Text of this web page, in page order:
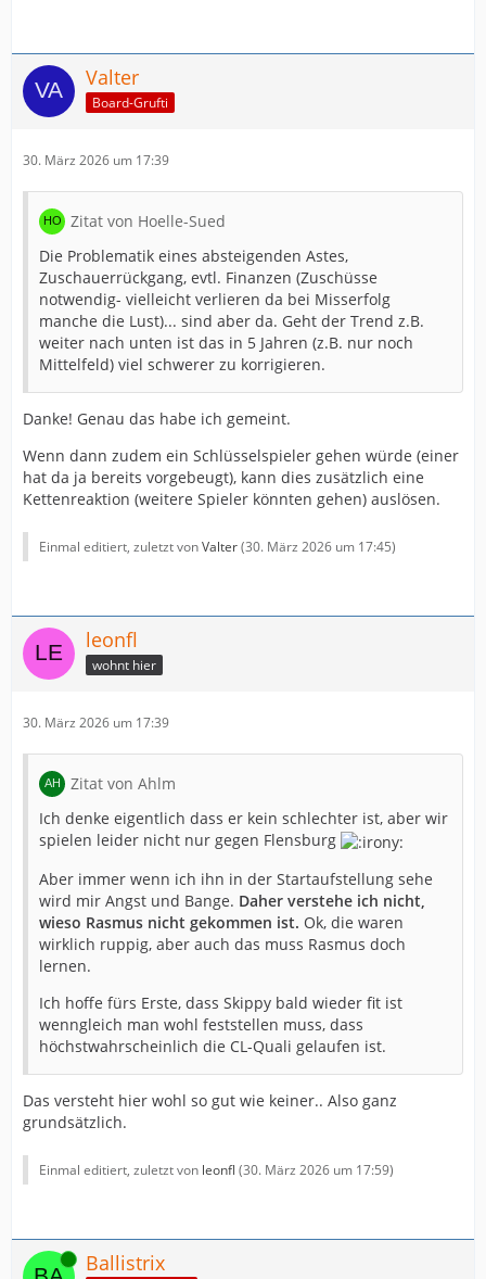
Valter
Board-Grufti
30. März 2026 um 17:39
Zitat von Hoelle-Sued
Die Problematik eines absteigenden Astes,
Zuschauerrückgang, evtl. Finanzen (Zuschüsse
notwendig- vielleicht verlieren da bei Misserfolg
manche die Lust)... sind aber da. Geht der Trend z.B.
weiter nach unten ist das in 5 Jahren (z.B. nur noch
Mittelfeld) viel schwerer zu korrigieren.
Danke! Genau das habe ich gemeint.
Wenn dann zudem ein Schlüsselspieler gehen würde (einer
hat da ja bereits vorgebeugt), kann dies zusätzlich eine
Kettenreaktion (weitere Spieler könnten gehen) auslösen.
Einmal editiert, zuletzt vonValter(30. März 2026 um 17:45)
leonfl
wohnt hier
30. März 2026 um 17:39
Zitat von Ahlm
Ich denke eigentlich dass er kein schlechter ist, aber wir
spielen leider nicht nur gegen Flensburg
Aber immer wenn ich ihn in der Startaufstellung sehe
wird mir Angst und Bange. Daher verstehe ich nicht,
wieso Rasmus nicht gekommen ist. Ok, die waren
wirklich ruppig, aber auch das muss Rasmus doch
lernen.
Ich hoffe fürs Erste, dass Skippy bald wieder fit ist
wenngleich man wohl feststellen muss, dass
höchstwahrscheinlich die CL-Quali gelaufen ist.
Das versteht hier wohl so gut wie keiner.. Also ganz
grundsätzlich.
Einmal editiert, zuletzt von leonfl (30. März 2026 um 17:59)
Online Ballistrix